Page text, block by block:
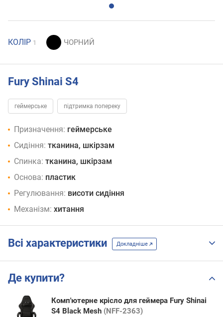
КОЛІР 1
Fury Shinai S4
геймерське підтримка попереку
Призначення: геймерське
Сидіння: тканина, шкірзам
Спинка: тканина, шкірзам
Основа: пластик
Регулювання: висоти сидіння
Механізм: хитання
Всі характеристики Докладніше
Де купити?
Комп'ютерне крісло для геймера Fury Shinai
S4 Black Mesh (NFF-2363)